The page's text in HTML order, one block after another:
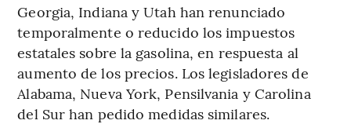
Georgia, Indiana y Utah han renunciado
temporalmente o reducido los impuestos
estatales sobre la gasolina, en respuesta al
aumento de los precios. Los legisladores de
Alabama, Nueva York, Pensilvania y Carolina
del Sur han pedido medidas similares.